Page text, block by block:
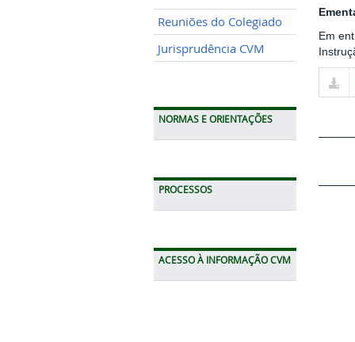
Reuniões do Colegiado
Jurisprudência CVM
NORMAS E ORIENTAÇÕES
PROCESSOS
ACESSO À INFORMAÇÃO CVM
Em